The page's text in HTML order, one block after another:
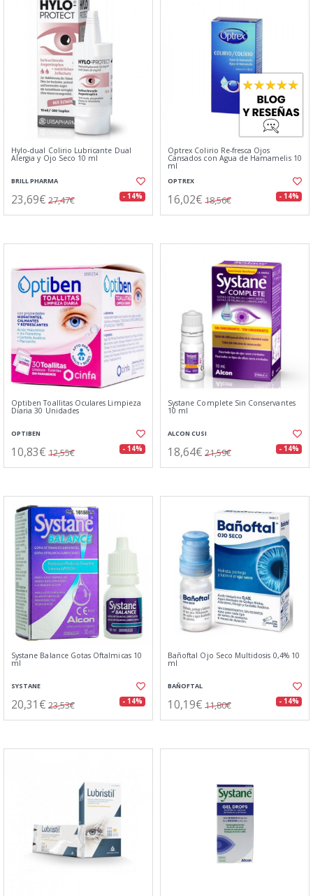
Hylo-dual Colirio Lubricante Dual
Alergia y Ojo Seco 10 ml
BRILL PHARMA
23,69€ 27,47€ - 14%
Optrex Colirio Re-fresca Ojos
Cansados con Agua de Hamamelis 10
ml
OPTREX
16,02€ 18,56€ - 14%
Optiben Toallitas Oculares Limpieza
Diaria 30 Unidades
OPTIBEN
10,83€ 12,55€ - 14%
Systane Complete Sin Conservantes
10 ml
ALCON CUSI
18,64€ 21,59€ - 14%
Systane Balance Gotas Oftalmicas 10
ml
SYSTANE
20,31€ 23,53€ - 14%
Bañoftal Ojo Seco Multidosis 0,4% 10
ml
BAÑOFTAL
10,19€ 11,80€ - 14%